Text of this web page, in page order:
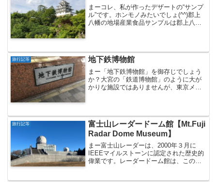
まーコレ、私が作ったデザートの“サンプ
ル”です。ホンモノみたいでしょ(^^)郡上
八幡の地場産業食品サンプルは郡上八幡
旅行記等 地下鉄博物館
まー「地下鉄博物館」を御存じでしょう
か？大宮の「鉄道博物館」のように大が
かりな施設ではありませんが、東京メト
旅行記等
富士山レーダードーム館【Mt.Fuji
Radar Dome Museum】
まー富士山レーダーは、2000年３月に
IEEEマイルストーンに認定された歴史的
偉業です。レーダードーム館は、この科